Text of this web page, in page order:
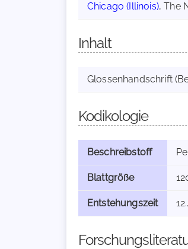
Chicago (Illinois), The
Inhalt
Glossenhandschrift
Kodikologie
Beschreibstoff
Blattgröße
Entstehungszeit